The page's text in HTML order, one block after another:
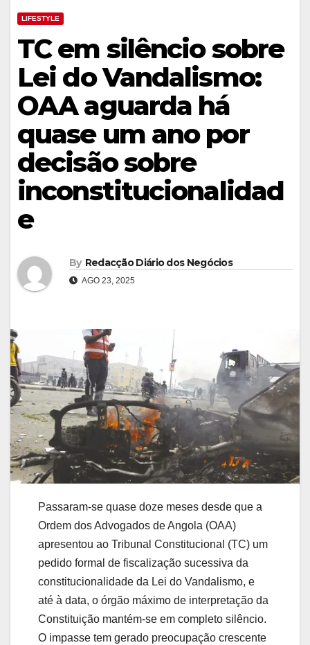
LIFESTYLE
TC em silêncio sobre
Lei do Vandalismo:
OAA aguarda há
quase um ano por
decisão sobre
inconstitucionalidad
e
By Redacção Diário dos Negócios
AGO 23, 2025
Passaram-se quase doze meses desde que a
Ordem dos Advogados de Angola (OAA)
apresentou ao Tribunal Constitucional (TC) um
pedido formal de fiscalização sucessiva da
constitucionalidade da Lei do Vandalismo, e
até à data, o órgão máximo de interpretação da
Constituição mantém-se em completo silêncio.
O impasse tem gerado preocupação crescente